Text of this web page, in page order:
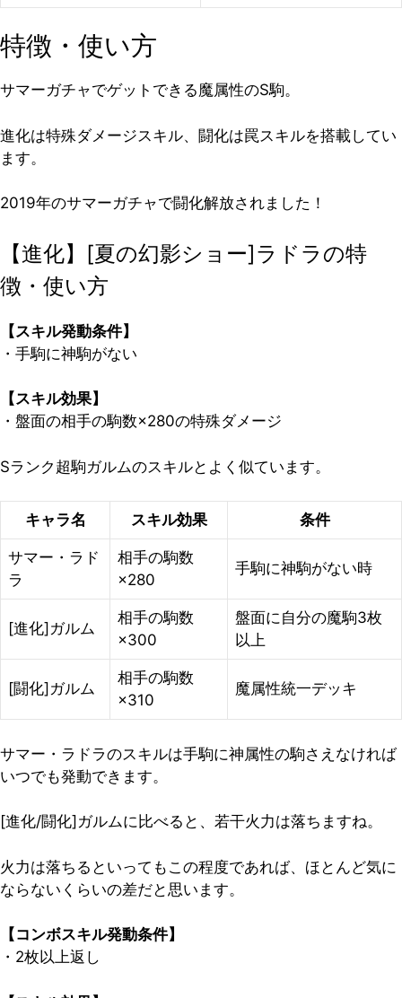
特徴・使い方
サマーガチャでゲットできる魔属性のS駒。
進化は特殊ダメージスキル、闘化は罠スキルを搭載してい
ます。
2019年のサマーガチャで闘化解放されました！
【進化】[夏の幻影ショー]ラドラの特
徴・使い方
【スキル発動条件】
・手駒に神駒がない
【スキル効果】
・盤面の相手の駒数×280の特殊ダメージ
Sランク超駒ガルムのスキルとよく似ています。
キャラ名 スキル効果 条件
サマー・ラド
ラ
相手の駒数
×280
手駒に神駒がない時
[進化]ガルム
相手の駒数
×300
盤面に自分の魔駒3枚
以上
[闘化]ガルム
相手の駒数
×310
魔属性統一デッキ
サマー・ラドラのスキルは手駒に神属性の駒さえなければ
いつでも発動できます。
[進化/闘化]ガルムに比べると、若干火力は落ちますね。
火力は落ちるといってもこの程度であれば、ほとんど気に
ならないくらいの差だと思います。
【コンボスキル発動条件】
・2枚以上返し